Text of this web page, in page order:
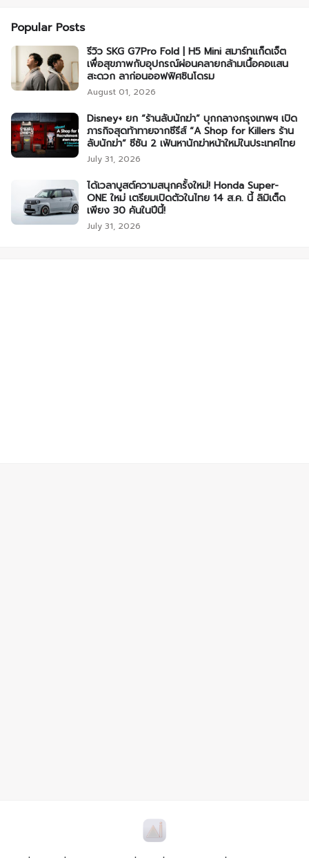
Popular Posts
รีวิว SKG G7Pro Fold | H5 Mini สมาร์ทแก็ดเจ็ต
เพื่อสุขภาพกับอุปกรณ์ผ่อนคลายกล้ามเนื้อคอแสน
สะดวก ลาก่อนออฟฟิศซินโดรม
August 01, 2026
Disney+ ยก “ร้านลับนักฆ่า” บุกกลางกรุงเทพฯ เปิด
ภารกิจสุดท้าทายจากซีรีส์ “A Shop for Killers ร้าน
ลับนักฆ่า” ซีซัน 2 เฟ้นหานักฆ่าหน้าใหม่ในประเทศไทย
July 31, 2026
ได้เวลาบูสต์ความสนุกครั้งใหม่! Honda Super-
ONE ใหม่ เตรียมเปิดตัวในไทย 14 ส.ค. นี้ ลิมิเต็ด
เพียง 30 คันในปีนี้!
July 31, 2026